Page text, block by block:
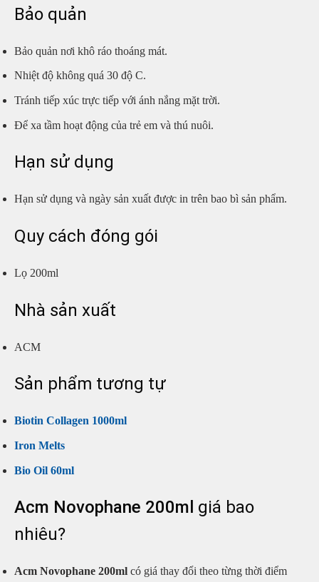
Bảo quản
Bảo quản nơi khô ráo thoáng mát.
Nhiệt độ không quá 30 độ C.
Tránh tiếp xúc trực tiếp với ánh nắng mặt trời.
Để xa tầm hoạt động của trẻ em và thú nuôi.
Hạn sử dụng
Hạn sử dụng và ngày sản xuất được in trên bao bì sản phẩm.
Quy cách đóng gói
Lọ 200ml
Nhà sản xuất
ACM
Sản phẩm tương tự
Biotin Collagen 1000ml
Iron Melts
Bio Oil 60ml
Acm Novophane 200ml giá bao
nhiêu?
Acm Novophane 200ml có giá thay đổi theo từng thời điểm